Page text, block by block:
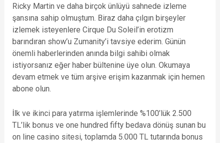
Ricky Martin ve daha birçok ünlüyü sahnede izleme
şansına sahip olmuştum. Biraz daha çılgın birşeyler
izlemek isteyenlere Cirque Du Soleil’in erotizm
barındıran show’u Zumanity’i tavsiye ederim. Günün
önemli haberlerinden anında bilgi sahibi olmak
istiyorsanız eğer haber bültenine üye olun. Okumaya
devam etmek ve tüm arşive erişim kazanmak için hemen
abone olun.
İlk ve ikinci para yatırma işlemlerinde %100’lük 2.500
TL’lik bonus ve one hundred fifty bedava dönüş sunan bu
on line casino sitesi, toplamda 5.000 TL tutarında bonus